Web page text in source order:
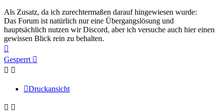
Als Zusatz, da ich zurechtermaßen darauf hingewiesen wurde:
Das Forum ist natürlich nur eine Übergangslösung und
hauptsächlich nutzen wir Discord, aber ich versuche auch hier einen
gewissen Blick rein zu behalten.
oben
Gesperrt
Druckansicht